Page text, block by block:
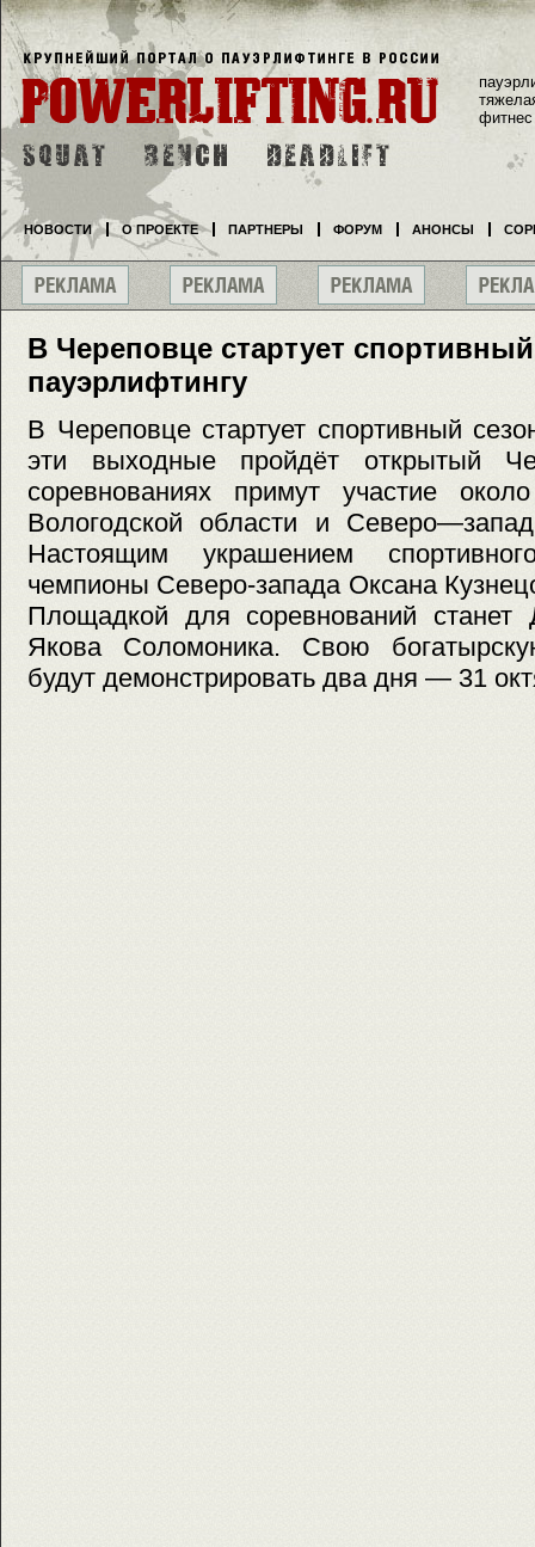
В Череповце стартует
пауэрлифтингу
В Череповце стартует спортивный
эти выходные пройдёт открытый
соревнованиях примут участие
Вологодской области и
Настоящим украшением
чемпионы Северо-запада Оксана
Площадкой для соревнований станет
Якова Соломоника. Свою
будут демонстрировать два дня — 31
фитнес
НОВОСТИ О ПРОЕКТЕ ПАРТНЕРЫ ФОРУМ АНОНСЫ